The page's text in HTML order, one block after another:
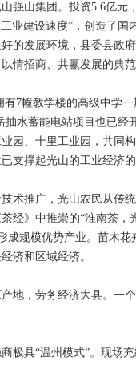
山集团。投资5.6亿元
业建设速度”，创造了国
的发展环境，县委县政
情招商、共赢发展的典范
幢教学楼的高级中学一
水蓄能电站项目也已经
园、十里工业园，共同
支撑起光山的工业经济的
推广，光山农民从传统
经》中推崇的“淮南茶，
成规模优势产业。苗木
济和区域经济。
，劳务经济大县。一个
具“温州模式”。现场充